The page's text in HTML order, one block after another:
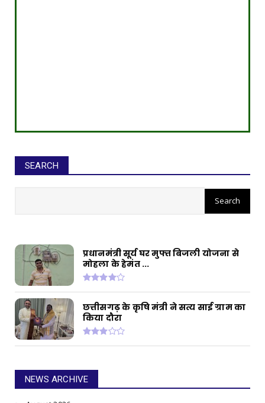
SEARCH
सीईओ ने घोटाले कर बनाई करोड़ों की
प्रधानमंत्री सूर्य घर मुफ्त बिजली योजना से
मोहला के हेमंत ...
छत्तीसगढ़ के कृषि मंत्री ने सत्य साई ग्राम का
किया दौरा
NEWS ARCHIVE